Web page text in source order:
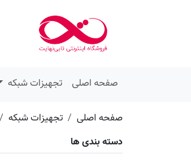
صفحه اصلی تجهیزات شبکه
صفحه اصلی تجهیزات شبکه
دسته بندی ها